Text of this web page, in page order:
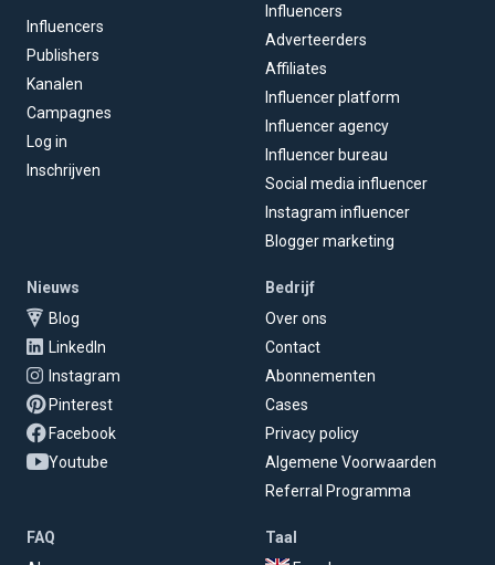
Influencers
Publishers
Kanalen
Campagnes
Log in
Inschrijven
Influencers
Adverteerders
Affiliates
Influencer platform
Influencer agency
Influencer bureau
Social media influencer
Instagram influencer
Blogger marketing
Nieuws
Blog
LinkedIn
Instagram
Pinterest
Facebook
Youtube
Bedrijf
Over ons
Contact
Abonnementen
Cases
Privacy policy
Algemene Voorwaarden
Referral Programma
FAQ
Taal